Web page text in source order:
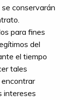
conservarán
para fines
del
el tiempo
tales
encontrar
intereses